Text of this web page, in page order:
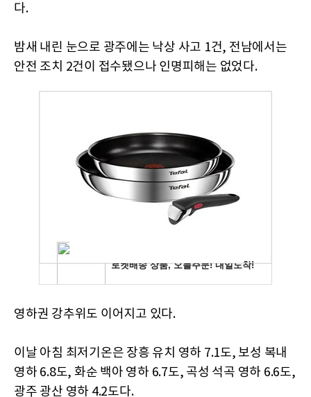
다.
밤새 내린 눈으로 광주에는 낙상 사고 1건, 전남에서는
안전 조치 2건이 접수됐으나 인명피해는 없었다.
영하권 강추위도 이어지고 있다.
이날 아침 최저기온은 장흥 유치 영하 7.1도, 보성 복내
영하 6.8도, 화순 백아 영하 6.7도, 곡성 석곡 영하 6.6도,
광주 광산 영하 4.2도다.